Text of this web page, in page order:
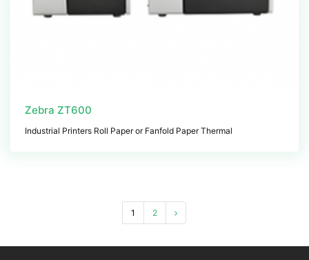
Zebra ZT600
Industrial Printers Roll Paper or Fanfold Paper Thermal
1 2